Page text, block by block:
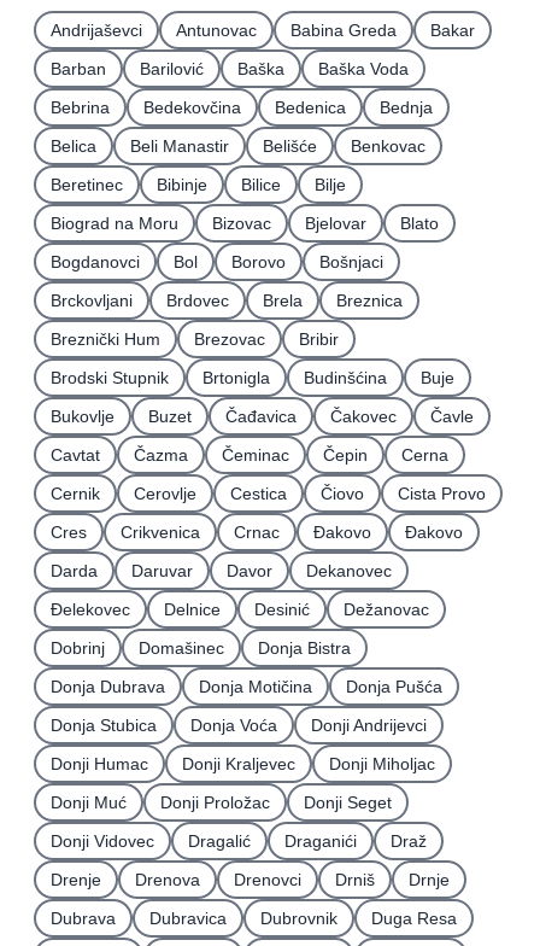
Andrijaševci Antunovac Babina Greda
Bakar
Barban
Barilović Baška
Baška Voda
Bebrina
Bedekovčina Bedenica
Bednja
Belica
Beli Manastir Belišće
Benkovac
Beretinec
Bibinje Bilice
Bilje
Biograd na Moru
Bizovac Bjelovar
Blato
Bogdanovci
Bol Borovo
Bošnjaci
Brckovljani
Brdovec Brela
Breznica
Breznički Hum
Brezovac
Bribir
Brodski Stupnik
Brtonigla Budinšćina
Buje
Bukovlje
Buzet Čađavica Čakovec
Čavle
Cavtat
Čazma Čeminac Čepin
Cerna
Cernik
Cerovlje Cestica Čiovo
Cista Provo
Cres
Crikvenica Crnac Đakovo
Ðakovo
Darda
Daruvar Davor
Dekanovec
Ðelekovec
Delnice Desinić
Dežanovac
Dobrinj
Domašinec
Donja Bistra
Donja Dubrava
Donja Motičina
Donja Pušća
Donja Stubica
Donja Voća
Donji Andrijevci
Donji Humac
Donji Kraljevec
Donji Miholjac
Donji Muć
Donji Proložac
Donji Seget
Donji Vidovec
Dragalić Draganići
Draž
Drenje
Drenova Drenovci Drniš
Drnje
Dubrava
Dubravica Dubrovnik Duga Resa